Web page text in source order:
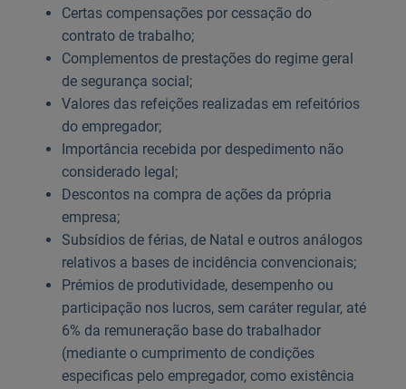
Certas compensações por cessação do
contrato de trabalho;
Complementos de prestações do regime geral
de segurança social;
Valores das refeições realizadas em refeitórios
do empregador;
Importância recebida por despedimento não
considerado legal;
Descontos na compra de ações da própria
empresa;
Subsídios de férias, de Natal e outros análogos
relativos a bases de incidência convencionais;
Prémios de produtividade, desempenho ou
participação nos lucros, sem caráter regular, até
6% da remuneração base do trabalhador
(mediante o cumprimento de condições
especificas pelo empregador, como existência